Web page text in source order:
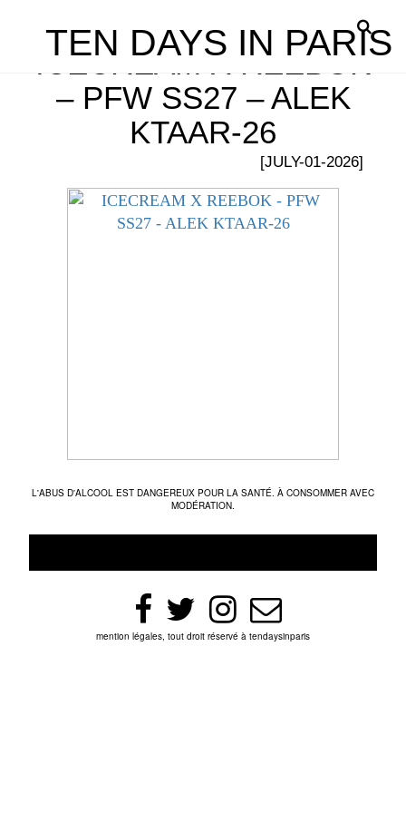
TEN DAYS IN PARIS
ICECREAM X REEBOK
– PFW SS27 – ALEK
KTAAR-26
[JULY-01-2026]
L'ABUS D'ALCOOL EST DANGEREUX POUR LA SANTÉ. À CONSOMMER AVEC
MODÉRATION.
mention légales, tout droit réservé à tendaysinparis